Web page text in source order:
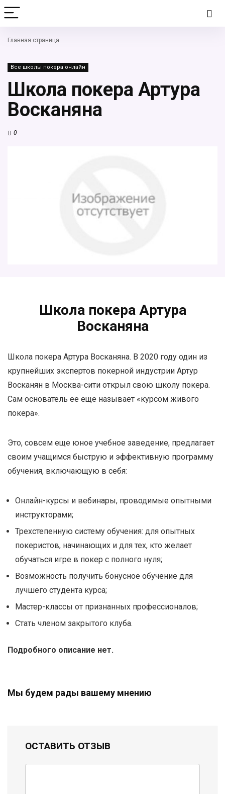
Главная страница
Все школы покера онлайн
Школа покера Артура
Восканяна
0
Школа покера Артура
Восканяна
Школа покера Артура Восканяна. В 2020 году один из
крупнейших экспертов покерной индустрии Артур
Восканян в Москва-сити открыл свою школу покера.
Сам основатель ее еще называет «курсом живого
покера».
Это, совсем еще юное учебное заведение, предлагает
своим учащимся быструю и эффективную программу
обучения, включающую в себя:
Онлайн-курсы и вебинары, проводимые опытными
инструкторами;
Трехстепенную систему обучения: для опытных
покеристов, начинающих и для тех, кто желает
обучаться игре в покер с полного нуля;
Возможность получить бонусное обучение для
лучшего студента курса;
Мастер-классы от признанных профессионалов;
Стать членом закрытого клуба.
Подробного описание нет.
Мы будем рады вашему мнению
ОСТАВИТЬ ОТЗЫВ